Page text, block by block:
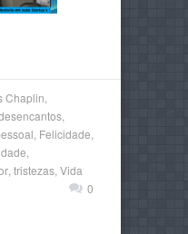
Chaplin
Felicidade
tristezas Vida
0